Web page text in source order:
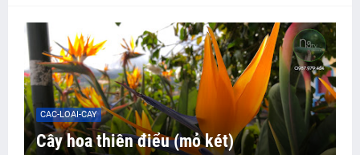
CAC-LOAI-CAY
Cây hoa thiên điểu (mỏ két)